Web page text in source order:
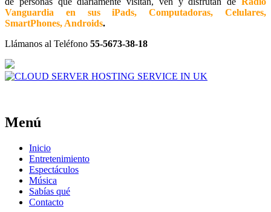
Vanguardia en sus iPads, Computadoras, Celulares,
SmartPhones, Androids.
Llámanos al Teléfono 55-5673-38-18
Menú
Inicio
Entretenimiento
Espectáculos
Música
Sabías qué
Contacto